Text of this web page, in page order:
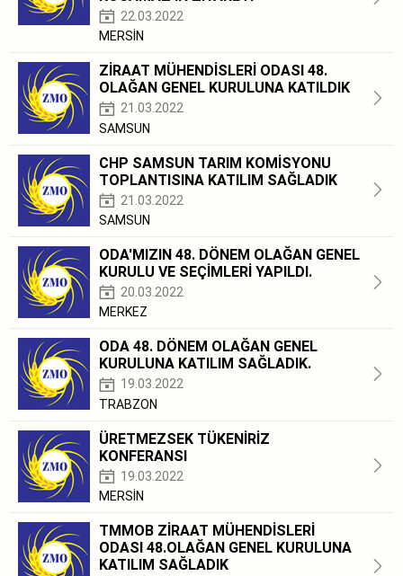
22.03.2022
MERSİN
ZİRAAT MÜHENDİSLERİ ODASI 48.
OLAĞAN GENEL KURULUNA KATILDIK
21.03.2022
SAMSUN
CHP SAMSUN TARIM KOMİSYONU
TOPLANTISINA KATILIM SAĞLADIK
21.03.2022
SAMSUN
ODA'MIZIN 48. DÖNEM OLAĞAN GENEL
KURULU VE SEÇİMLERİ YAPILDI.
20.03.2022
MERKEZ
ODA 48. DÖNEM OLAĞAN GENEL
KURULUNA KATILIM SAĞLADIK.
19.03.2022
TRABZON
ÜRETMEZSEK TÜKENİRİZ
KONFERANSI
19.03.2022
MERSİN
TMMOB ZİRAAT MÜHENDİSLERİ
ODASI 48.OLAĞAN GENEL KURULUNA
KATILIM SAĞLADIK